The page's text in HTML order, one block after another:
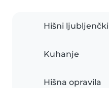
Hišni ljubljenčki
Kuhanje
Hišna opravila